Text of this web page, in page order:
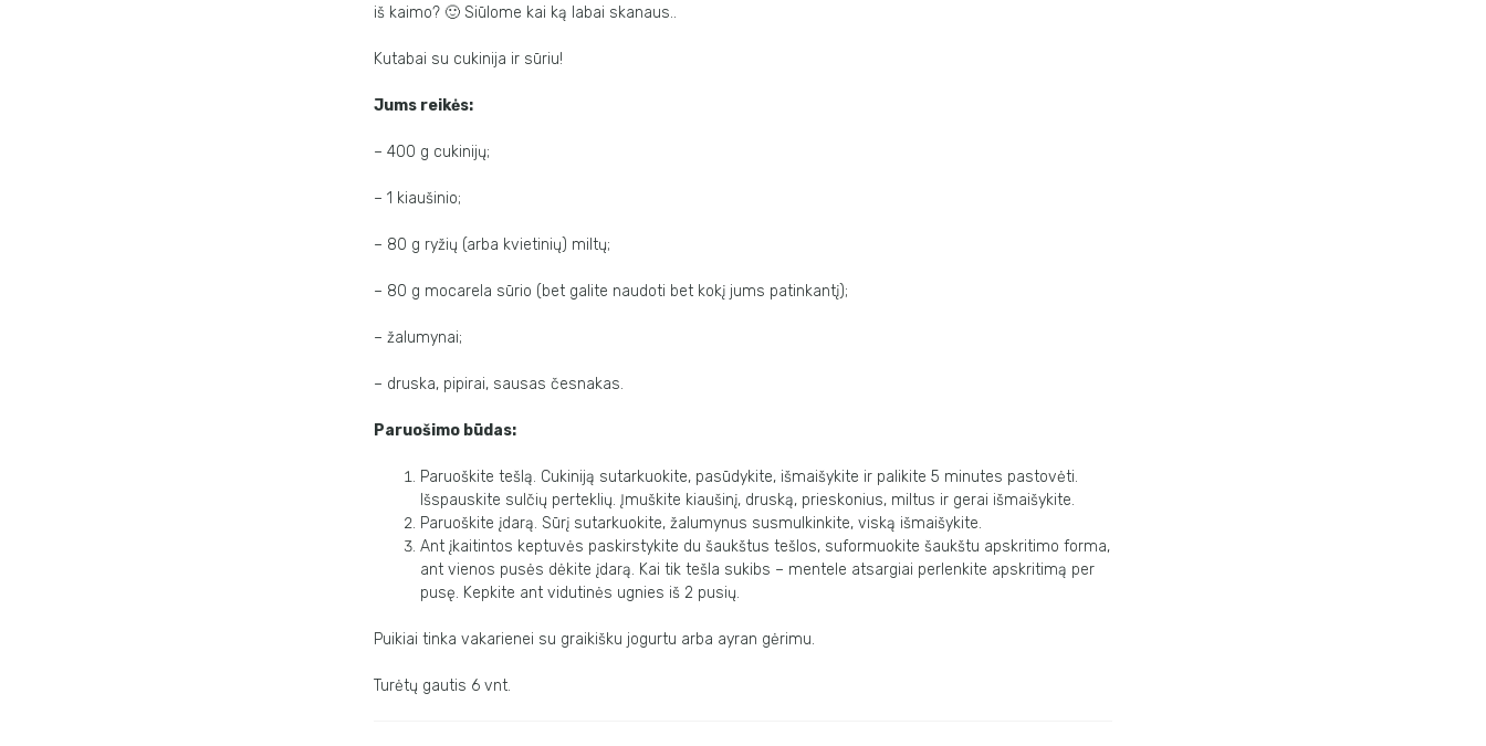
iš kaimo? 🙂 Siūlome kai ką labai skanaus..
Kutabai su cukinija ir sūriu!
Jums reikės:
– 400 g cukinijų;
– 1 kiaušinio;
– 80 g ryžių (arba kvietinių) miltų;
– 80 g mocarela sūrio (bet galite naudoti bet kokį jums patinkantį);
– žalumynai;
– druska, pipirai, sausas česnakas.
Paruošimo būdas:
Paruoškite tešlą. Cukiniją sutarkuokite, pasūdykite, išmaišykite ir palikite 5 minutes pastovėti.
Išspauskite sulčių perteklių. Įmuškite kiaušinį, druską, prieskonius, miltus ir gerai išmaišykite.
Paruoškite įdarą. Sūrį sutarkuokite, žalumynus susmulkinkite, viską išmaišykite.
Ant įkaitintos keptuvės paskirstykite du šaukštus tešlos, suformuokite šaukštu apskritimo forma,
ant vienos pusės dėkite įdarą. Kai tik tešla sukibs – mentele atsargiai perlenkite apskritimą per
pusę. Kepkite ant vidutinės ugnies iš 2 pusių.
Puikiai tinka vakarienei su graikišku jogurtu arba ayran gėrimu.
Turėtų gautis 6 vnt.